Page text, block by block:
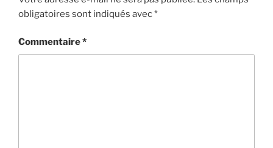
obligatoires sont indiqués avec*
Commentaire*